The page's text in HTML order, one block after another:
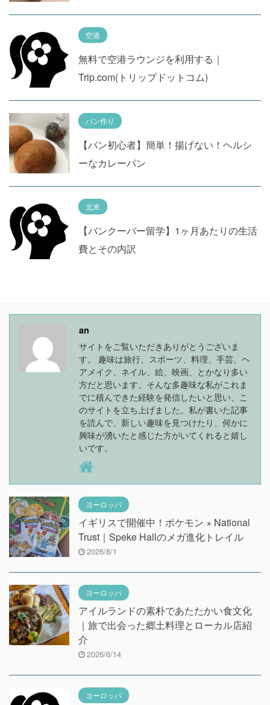
空港
無料で空港ラウンジを利用する｜
Trip.com(トリップドットコム)
パン作り
【パン初心者】簡単！揚げない！ヘルシ
ーなカレーパン
北米
【バンクーバー留学】1ヶ月あたりの生活
費とその内訳
an
サイトをご覧いただきありがとうございま
す。 趣味は旅行、スポーツ、料理、手芸、ヘ
アメイク、ネイル、絵、映画、とかなり多い
方だと思います。そんな多趣味な私がこれま
でに積んできた経験を発信したいと思い、こ
のサイトを立ち上げました。私が書いた記事
を読んで、新しい趣味を見つけたり、何かに
興味が湧いたと感じた方がいてくれると嬉し
いです。
ヨーロッパ
イギリスで開催中！ポケモン × National
Trust｜Speke Hallのメガ進化トレイル
2026/8/1
ヨーロッパ
アイルランドの素朴であたたかい食文化
｜旅で出会った郷土料理とローカル店紹
介
2026/6/14
ヨーロッパ